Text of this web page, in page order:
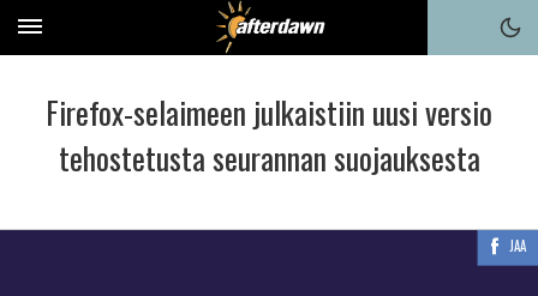
Firefox-selaimeen julkaistiin uusi versio
tehostetusta seurannan suojauksesta
JAA